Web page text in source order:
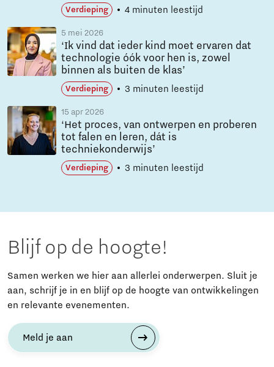
Verdieping 4 minuten leestijd
5 mei 2026
‘Ik vind dat ieder kind moet ervaren dat
technologie óók voor hen is, zowel
binnen als buiten de klas’
Verdieping 3 minuten leestijd
15 apr 2026
‘Het proces, van ontwerpen en proberen
tot falen en leren, dát is
techniekonderwijs’
Verdieping 3 minuten leestijd
Blijf op de hoogte!
Samen werken we hier aan allerlei onderwerpen. Sluit je
aan, schrijf je in en blijf op de hoogte van ontwikkelingen
en relevante evenementen.
Meld je aan